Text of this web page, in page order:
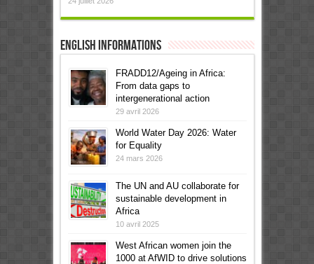
English informations
FRADD12/Ageing in Africa:
From data gaps to
intergenerational action
29 avril 2026
World Water Day 2026: Water
for Equality
24 mars 2026
The UN and AU collaborate for
sustainable development in
Africa
10 avril 2025
West African women join the
1000 at AfWID to drive solutions